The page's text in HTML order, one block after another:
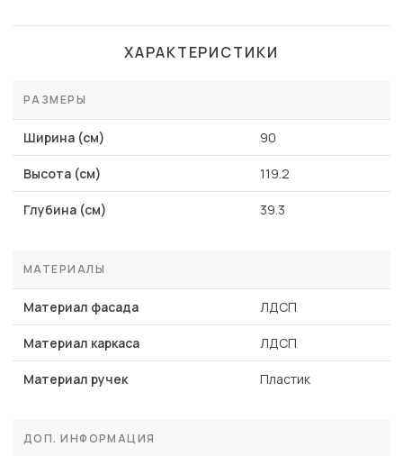
ХАРАКТЕРИСТИКИ
РАЗМЕРЫ
Ширина (см) 90
Высота (см) 119.2
Глубина (см) 39.3
МАТЕРИАЛЫ
Материал фасада ЛДСП
Материал каркаса ЛДСП
Материал ручек Пластик
ДОП. ИНФОРМАЦИЯ